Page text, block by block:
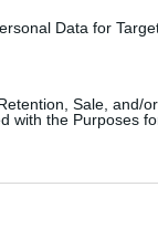
Data for
Sale, and/
with the Purposes
il sostegno
Cortez, fino
ricorda quella
che sembra
e più